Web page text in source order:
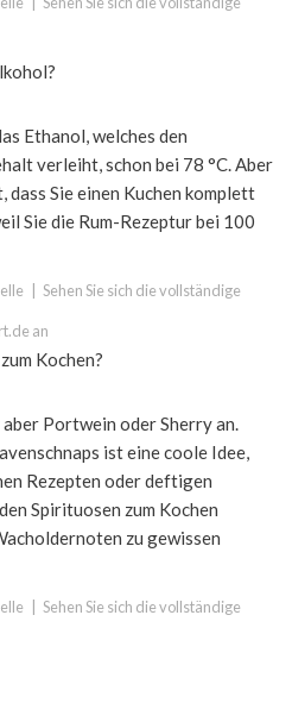
Ethanol, welches den
verleiht, schon bei 78 °C. Aber
Sie einen Kuchen komplett
Sie die Rum-Rezeptur bei 100
Sehen Sie sich die vollständige
an
Kochen?
Portwein oder Sherry an.
ist eine coole Idee,
Rezepten oder deftigen
Spirituosen zum Kochen
zu gewissen
Sehen Sie sich die vollständige